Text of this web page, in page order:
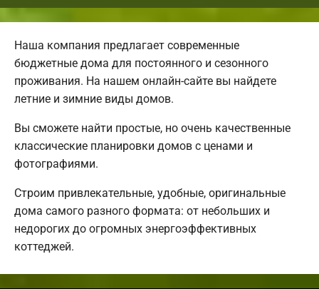
Наша компания предлагает современные
бюджетные дома для постоянного и сезонного
проживания. На нашем онлайн-сайте вы найдете
летние и зимние виды домов.
Вы сможете найти простые, но очень качественные
классические планировки домов с ценами и
фотографиями.
Строим привлекательные, удобные, оригинальные
дома самого разного формата: от небольших и
недорогих до огромных энергоэффективных
коттеджей.